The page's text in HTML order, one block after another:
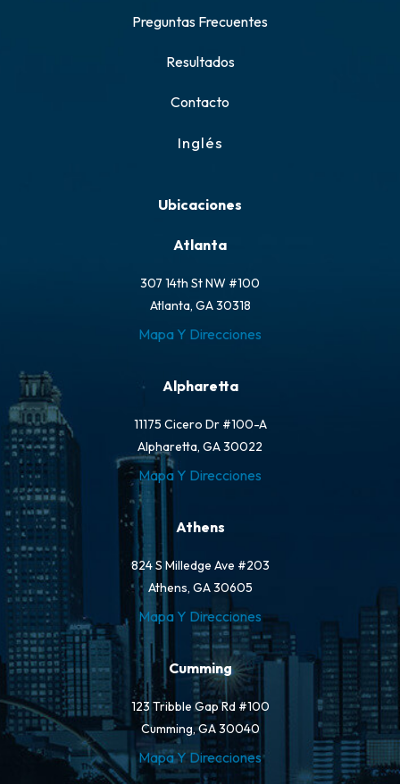
Preguntas Frecuentes
Resultados
Contacto
Inglés
Ubicaciones
Atlanta
307 14th St NW #100
Atlanta, GA 30318
Mapa Y Direcciones
Alpharetta
11175 Cicero Dr #100-A
Alpharetta, GA 30022
Mapa Y Direcciones
Athens
824 S Milledge Ave #203
Athens, GA 30605
Mapa Y Direcciones
Cumming
123 Tribble Gap Rd #100
Cumming, GA 30040
Mapa Y Direcciones